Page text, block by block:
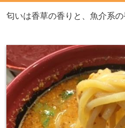
匂いは香草の香りと、魚介系の